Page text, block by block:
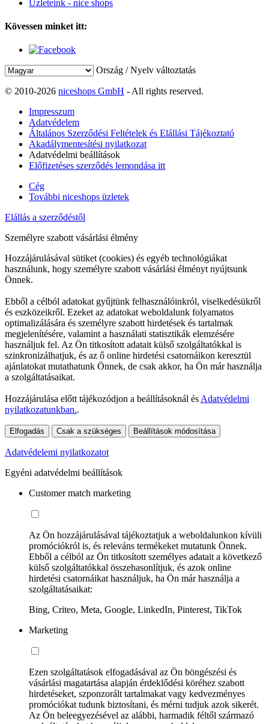
Üzleteink - nice shops
Kövessen minket itt:
Ország / Nyelv változtatás
© 2010-2026 niceshops GmbH - All rights reserved.
Impresszum
Adatvédelem
Általános Szerződési Feltételek és Elállási Tájékoztató
Akadálymentesítési nyilatkozat
Adatvédelmi beállítások
Előfizetéses szerződés lemondása itt
Cég
További niceshops üzletek
Elállás a szerződéstől
Személyre szabott vásárlási élmény
Hozzájárulásával sütiket (cookies) és egyéb technológiákat
használunk, hogy személyre szabott vásárlási élményt nyújtsunk
Önnek.
Ebből a célból adatokat gyűjtünk felhasználóinkról, viselkedésükről
és eszközeikről. Ezeket az adatokat weboldalunk folyamatos
optimalizálására és személyre szabott hirdetések és tartalmak
megjelenítésére, valamint a használati statisztikák elemzésére
használjuk fel. Az Ön titkosított adatait külső szolgáltatókkal is
szinkronizálhatjuk, és az ő online hirdetési csatornáikon keresztül
ajánlatokat mutathatunk Önnek, de csak akkor, ha Ön már használja
a szolgáltatásaikat.
Hozzájárulása előtt tájékozódjon a beállításoknál ésAdatvédelmi
nyilatkozatunkban..
Elfogadás Csak a szükséges Beállítások módosítása
Adatvédelemi nyilatkozatot
Egyéni adatvédelmi beállítások
Customer match marketing
Az Ön hozzájárulásával tájékoztatjuk a weboldalunkon kívüli
promóciókról is, és releváns termékeket mutatunk Önnek.
Ebből a célból az Ön titkosított személyes adatait a következő
külső szolgáltatókkal összehasonlítjuk, és azok online
hirdetési csatornáikat használjuk, ha Ön már használja a
szolgáltatásaikat:
Bing, Criteo, Meta, Google, LinkedIn, Pinterest, TikTok
Marketing
Ezen szolgáltatások elfogadásával az Ön böngészési és
vásárlási magatartása alapján érdeklődési köréhez szabott
hirdetéseket, szponzorált tartalmakat vagy kedvezményes
promóciókat tudunk biztosítani, és mérni tudjuk azok sikerét.
Az Ön beleegyezésével az alábbi, harmadik féltől származó